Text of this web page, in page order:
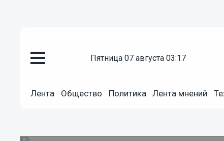
пятница 07 августа 03:17
Лента Общество Политика Лента мнений
Праздник здорового образа